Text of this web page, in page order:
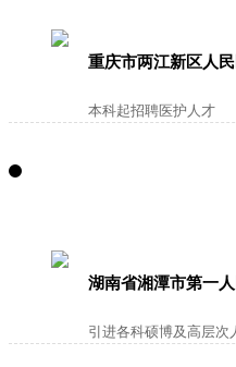
重庆市两江新区人
本科起招聘医护人才
湖南省湘潭市第一
引进各科硕博及高层次